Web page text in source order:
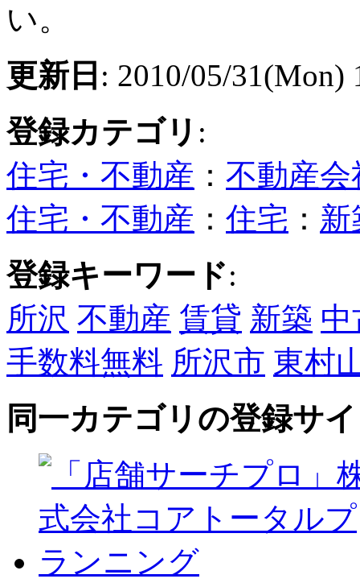
い。
更新日 : 2010/05/31(Mon)
登録カテゴリ :
住宅・不動産 ： 不動産会
住宅・不動産 ： 住宅 ： 新
登録キーワード:
所沢 不動産 賃貸 新築 中
手数料無料 所沢市 東村
同一カテゴリの登録サ